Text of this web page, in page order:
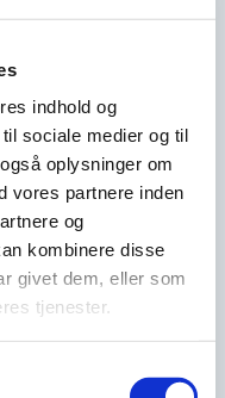
indhold og
sociale medier og til
oplysninger om
vores partnere inden
og
kombinere disse
givet dem, eller som
tjenester.
siden
krone- og
tandlægeangst.
oplevelse. Jeg har
med plast og lave